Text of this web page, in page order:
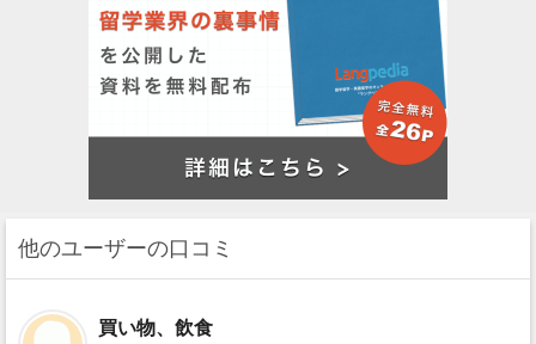
他のユーザーの口コミ
買い物、飲食